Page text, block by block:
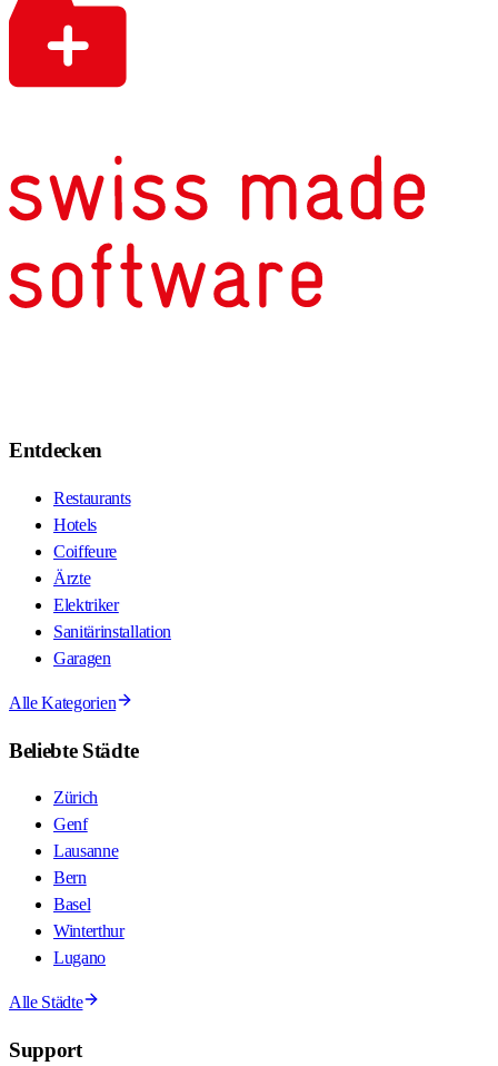
Entdecken
Restaurants
Hotels
Coiffeure
Ärzte
Elektriker
Sanitärinstallation
Garagen
Alle Kategorien
Beliebte Städte
Zürich
Genf
Lausanne
Bern
Basel
Winterthur
Lugano
Alle Städte
Support